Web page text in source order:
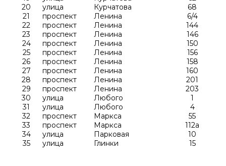
20
улица Курчатова
68
21
проспект Ленина
6/4
22
проспект Ленина
144
23
проспект Ленина
146
24
проспект Ленина
150
25
проспект Ленина
156
26
проспект Ленина
158
27
проспект Ленина
160
28
проспект Ленина
201
29
проспект Ленина
203
30
улица Любого
1
31
улица Любого
4
32
проспект Маркса
55
33
проспект Маркса
112а
34
улица Парковая
10
35
улица Глинки 15